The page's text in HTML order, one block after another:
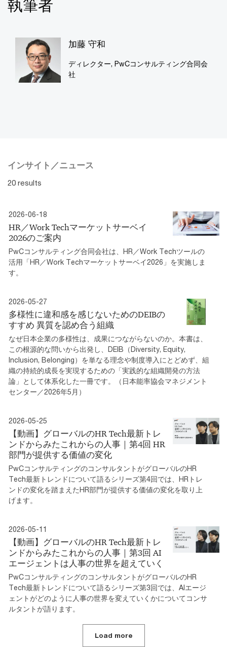
執筆者
加藤 守和
ディレクター, PwCコンサルティング合同会
社
インサイト／ニュース
20 results
2026-06-18
HR／Work Techマーケットサーベイ
2026のご案内
PwCコンサルティング合同会社は、HR／Work Techツールの
活用「HR／Work Techマーケットサーベイ2026」を実施しま
す。
2026-05-27
多様性に違和感を感じないためのDEIBの
すすめ 異質を認め合う組織
なぜ日本企業の多様性は、成果につながらないのか。本書は、
この根源的な問いから出発し、DEIB（Diversity, Equity,
Inclusion, Belonging）を単なる理念や制度導入にとどめず、組
織の持続的成長を実現するための「実践的な組織開発の方法
論」として体系化した一冊です。（日本能率協会マネジメント
センター／2026年5月）
2026-05-25
【動画】グローバルのHR Tech最新トレ
ンドからみたこれからの人事｜第4回 HR
部門が提供する価値の変化
PwCコンサルティングのコンサルタントがグローバルのHR
Tech最新トレンドについて語るシリーズ第4回では、HRトレ
ンドの変化を踏まえたHR部門が提供する価値の変化を取り上
げます。
2026-05-11
【動画】グローバルのHR Tech最新トレ
ンドからみたこれからの人事｜第3回 AI
エージェントは人事の世界を超えていく
PwCコンサルティングのコンサルタントがグローバルのHR
Tech最新トレンドについて語るシリーズ第3回では、AIエージ
ェントがどのように人事の世界を変えていくかについてコンサ
ルタントが語ります。
Load more